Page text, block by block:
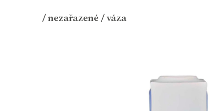
/ nezařazené / váza